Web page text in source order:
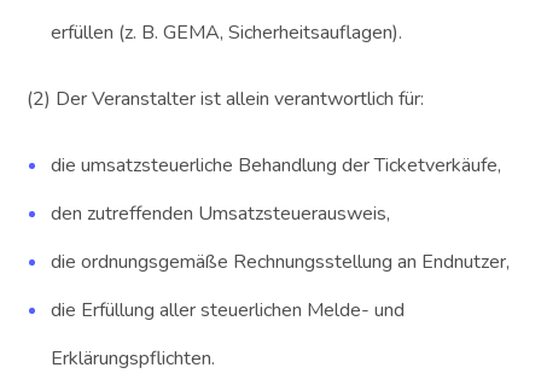
erfüllen (z. B. GEMA, Sicherheitsauflagen).
(2) Der Veranstalter ist allein verantwortlich für:
die umsatzsteuerliche Behandlung der Ticketverkäufe,
den zutreffenden Umsatzsteuerausweis,
die ordnungsgemäße Rechnungsstellung an Endnutzer,
die Erfüllung aller steuerlichen Melde- und
Erklärungspflichten.